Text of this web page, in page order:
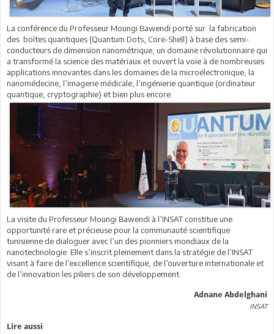
La conférence du Professeur Moungi Bawendi porté sur la fabrication
des boîtes quantiques (Quantum Dots, Core-Shell) à base des semi-
conducteurs de dimension nanométrique, un domaine révolutionnaire qui
a transformé la science des matériaux et ouvert la voie à de nombreuses
applications innovantes dans les domaines de la microélectronique, la
nanomédecine, l’imagerie médicale, l’ingénierie quantique (ordinateur
quantique, cryptographie) et bien plus encore.
La visite du Professeur Moungi Bawendi à l’INSAT constitue une
opportunité rare et précieuse pour la communauté scientifique
tunisienne de dialoguer avec l’un des pionniers mondiaux de la
nanotechnologie. Elle s’inscrit pleinement dans la stratégie de l’INSAT
visant à faire de l’excellence scientifique, de l’ouverture internationale et
de l’innovation les piliers de son développement.
Adnane Abdelghani
INSAT
Lire aussi